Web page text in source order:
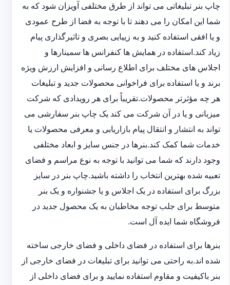
چاپ بنر تبلیغاتی می تواند از طرق مختلفی آویزان شود که به
شما این امکان را می دهند تا با توجه به فضا از طرح عمودی
و یا افقی استفاده کنید و به زییایی بصری و تاثیرگذاری پیام
زیاد کند.استفاده در همایش ها کنفرانس ها سمینارها و
اجلاس های مختلف برای اطلاع رسانی و افزایش ارزش ویژه
برند و یا استفاده برای فراخوانی محصولات جدید و تبلیغات
هر چه مؤثرتر محصولات.تقریباً برای هر رویدادی که شرکت
میزبانی و یا در آن شرکت می کند یک چاپ بنر سفارشی می
تواند به انتشار و انتقال پیام بازاریابی و معرفی محصولات یا
خدمات شما کمک کند.بنرها در جنس سایز و ابعاد مختلفی
وجود دارند که شما می توانید با توجه به نوع مراسم و فضای
تعبیه شده بهترین انتخاب را داشته باشید.چاپ بنر در سایز
بزرگ برای استفاده در یک اجلاس و یا جشنواره و یک بنر
متوسط برای جلب توجه مخاطبان به یک محصول جدید در
فروشگاه شما ایده آل است.
بنرها برای استفاده در فضای داخلی و فضای خارجی ساخته
شده اند.به راحتی می توانید برای تبلیغات در فضای خارجی از
بنر باکیفیت و مقاوم استفاده نمایید و برای فضای داخلی از